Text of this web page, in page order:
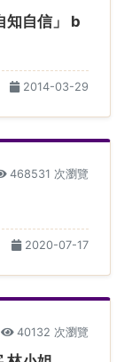
知自信」 b
2014-03-29
468531 次瀏覽
2020-07-17
40132 次瀏覽